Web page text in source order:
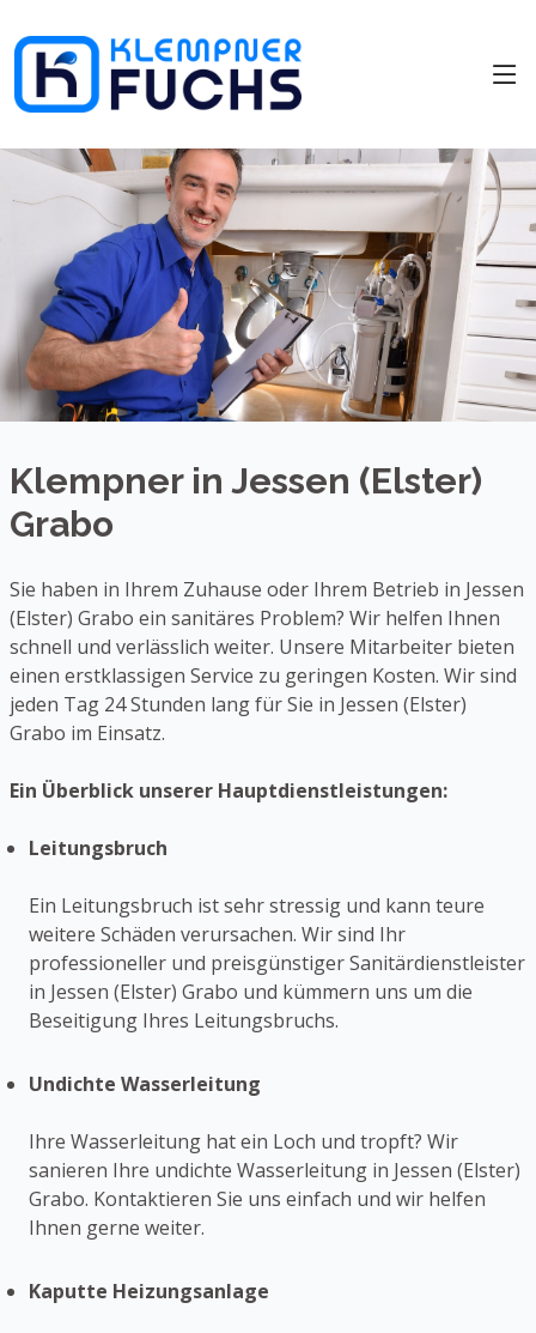
Klempner in Jessen (Elster)
Grabo
Sie haben in Ihrem Zuhause oder Ihrem Betrieb in Jessen
(Elster) Grabo ein sanitäres Problem? Wir helfen Ihnen
schnell und verlässlich weiter. Unsere Mitarbeiter bieten
einen erstklassigen Service zu geringen Kosten. Wir sind
jeden Tag 24 Stunden lang für Sie in Jessen (Elster)
Grabo im Einsatz.
Ein Überblick unserer Hauptdienstleistungen:
Leitungsbruch
Ein Leitungsbruch ist sehr stressig und kann teure
weitere Schäden verursachen. Wir sind Ihr
professioneller und preisgünstiger Sanitärdienstleister
in Jessen (Elster) Grabo und kümmern uns um die
Beseitigung Ihres Leitungsbruchs.
Undichte Wasserleitung
Ihre Wasserleitung hat ein Loch und tropft? Wir
sanieren Ihre undichte Wasserleitung in Jessen (Elster)
Grabo. Kontaktieren Sie uns einfach und wir helfen
Ihnen gerne weiter.
Kaputte Heizungsanlage